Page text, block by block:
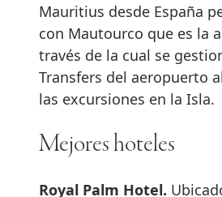
Mauritius desde España
con Mautourco que es la
través de la cual se
Transfers del aeropuerto
las excursiones en la Isla.
Mejores hoteles
Royal Palm Hotel.